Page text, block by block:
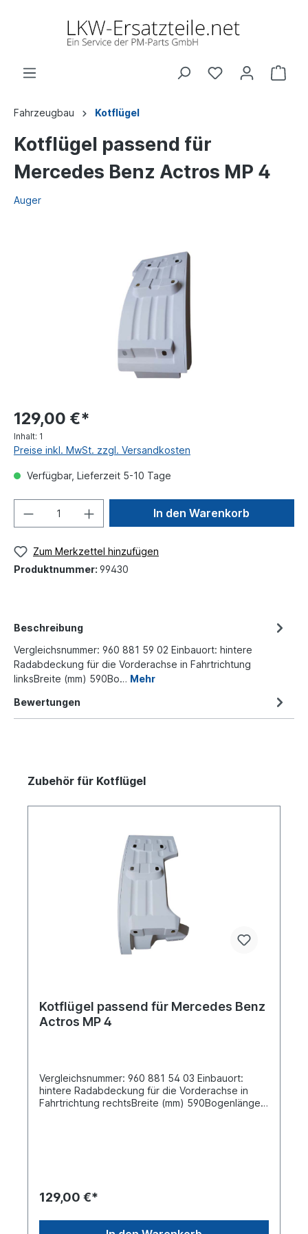
Fahrzeugbau Kotflügel
Kotflügel passend für
Mercedes Benz Actros MP 4
Auger
129,00 €*
Inhalt: 1
Preise inkl. MwSt. zzgl. Versandkosten
Verfügbar, Lieferzeit 5-10 Tage
In den Warenkorb
Zum Merkzettel hinzufügen
Produktnummer: 99430
Beschreibung
Vergleichsnummer: 960 881 59 02 Einbauort: hintere
Radabdeckung für die Vorderachse in Fahrtrichtung
linksBreite (mm) 590Bo… Mehr
Bewertungen
Zubehör für Kotflügel
Kotflügel passend für Mercedes Benz
Actros MP 4
Vergleichsnummer: 960 881 54 03 Einbauort:
hintere Radabdeckung für die Vorderachse in
Fahrtrichtung rechtsBreite (mm) 590Bogenlänge
Nummer auf dem alten Teil identifizieren. Falls die
129,00 €*